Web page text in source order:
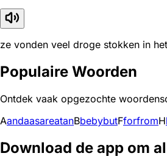
ze vonden veel droge stokken in
Populaire Woorden
Ontdek vaak opgezochte
AandaasareatanBbebybutFforfromH
Download de app om